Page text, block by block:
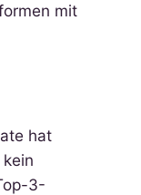
mit
hat
3-